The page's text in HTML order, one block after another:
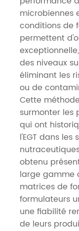
microbiennes
conditions de
permettent
des niveaux
éliminant les
ou de
Cette
surmonter les
qui ont
l'EGT dans
obtenu
large gamme
matrices de
formulateurs
une fiabilité
de leurs